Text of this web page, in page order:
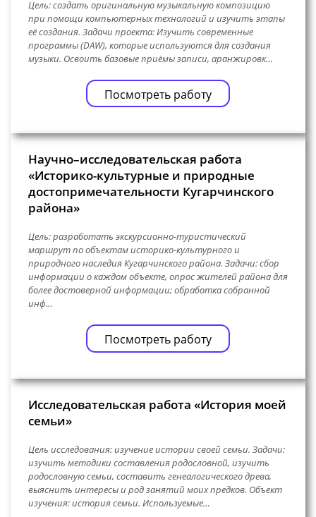
Цель: создать оригинальную музыкальную композицию
при помощи компьютерных технологий и изучить этапы
её создания. Задачи проекта: Изучить современные
программы (DAW), которые используются для создания
музыки. Освоить базовые приёмы записи, аранжировк…
Посмотреть работу
Научно–исследовательская работа
«Историко-культурные и природные
достопримечательности Кугарчинского
района»
Цель: разработать экскурсионно-туристический
маршрут по объектам историко-культурного и
природного наследия Кугарчинского района. Задачи: сбор
информации о каждом объекте, опрос жителей района для
более достоверной информации; обработка собранной
инф…
Посмотреть работу
Исследовательская работа «История моей
семьи»
Цель исследования: изучение истории своей семьи. Задачи:
изучить методики составления родословной, изучить
родословную семьи, составить генеалогического древа,
выяснить интересы и род занятий моих предков. Объект
изучения: история семьи. Используемые…